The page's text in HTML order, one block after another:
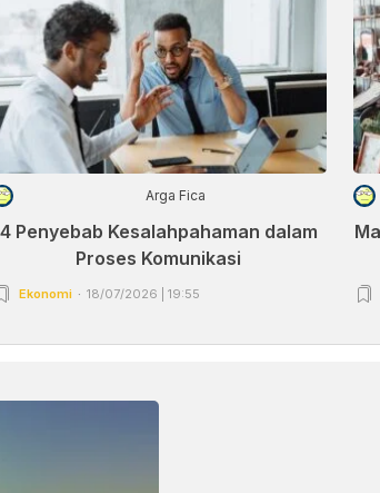
Arga Fica
4 Penyebab Kesalahpahaman dalam
Proses Komunikasi
Ekonomi 18/07/2026 | 19:55